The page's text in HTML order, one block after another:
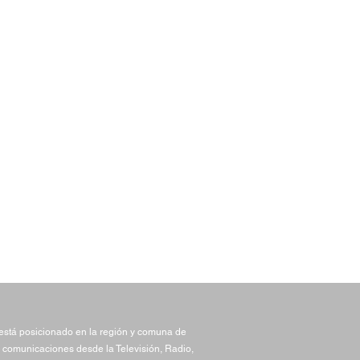
posicionado en la región y comuna de
desde la Televisión, Radio,